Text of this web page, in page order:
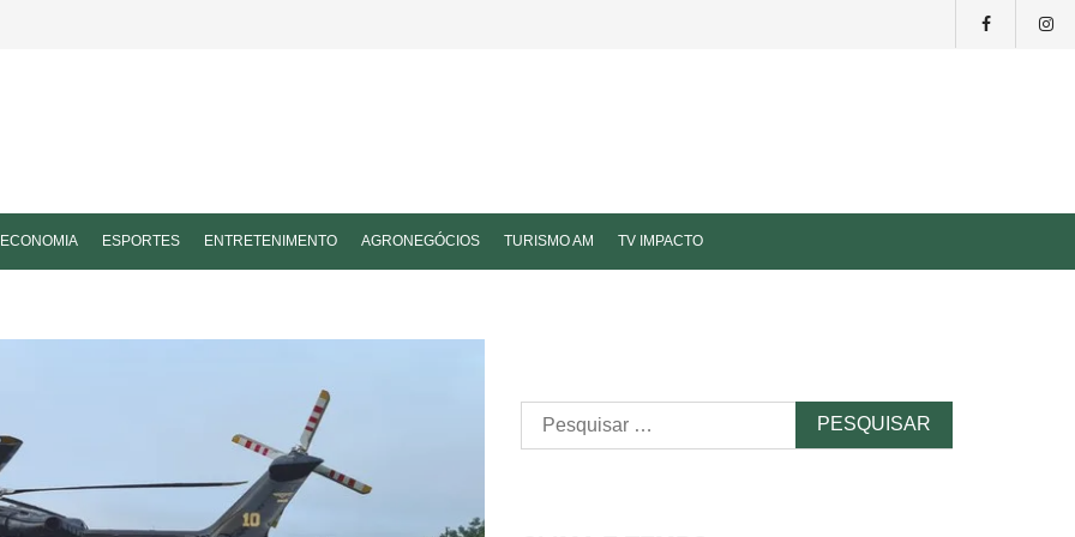
ECONOMIA ESPORTES ENTRETENIMENTO AGRONEGÓCIOS TURISMO AM TV IMPACTO
Pesquisar
por: